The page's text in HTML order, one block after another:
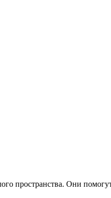
пространства. Они